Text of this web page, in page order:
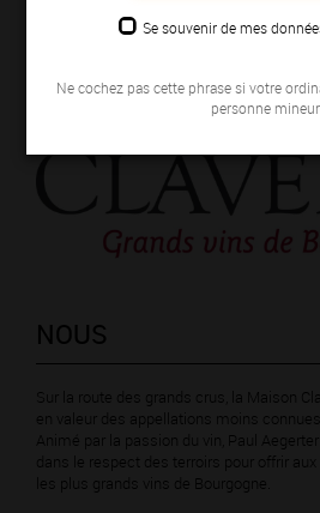
Se souvenir de mes
Ne cochez pas cette phrase si votre
personne
NOUS
Sur la route des grands crus, la Maison
en valeur des appellations moins
Animé par la passion du vin, Paul
dans le respect des terroirs pour offrir
les plus grands vins de Bourgogne.